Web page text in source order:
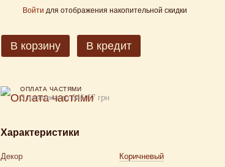
Войти для отображения накопительной скидки
В корзину В кредит
ОПЛАТА ЧАСТЯМИ
3 платежа по 646.67 грн
Характеристики
Декор
Коричневый